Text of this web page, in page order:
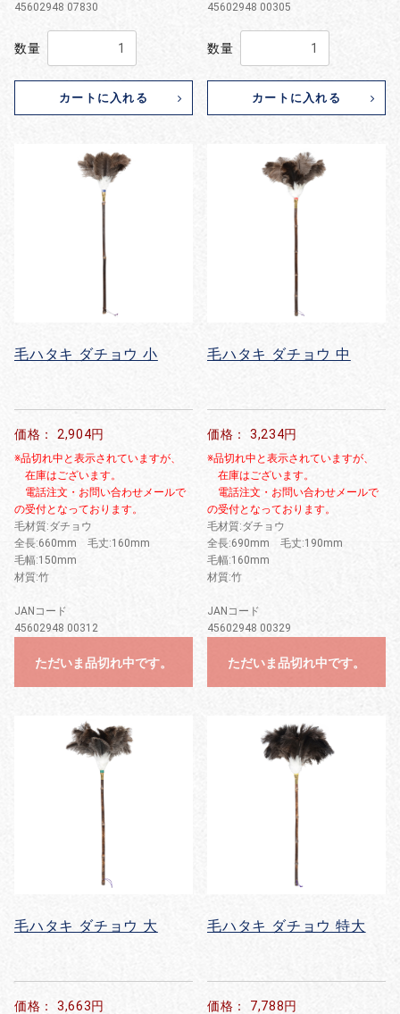
45602948 07830
数量
カートに入れる
45602948 00305
数量
カートに入れる
毛ハタキ ダチョウ 小
価格： 2,904円
※品切れ中と表示されていますが、
在庫はございます。
電話注文・お問い合わせメールで
の受付となっております。
毛材質:ダチョウ
全長:660mm 毛丈:160mm
毛幅:150mm
材質:竹
JANコード
45602948 00312
ただいま品切れ中です。
毛ハタキ ダチョウ 中
価格： 3,234円
※品切れ中と表示されていますが、
在庫はございます。
電話注文・お問い合わせメールで
の受付となっております。
毛材質:ダチョウ
全長:690mm 毛丈:190mm
毛幅:160mm
材質:竹
JANコード
45602948 00329
ただいま品切れ中です。
毛ハタキ ダチョウ 大
価格： 3,663円
毛ハタキ ダチョウ 特大
価格： 7,788円